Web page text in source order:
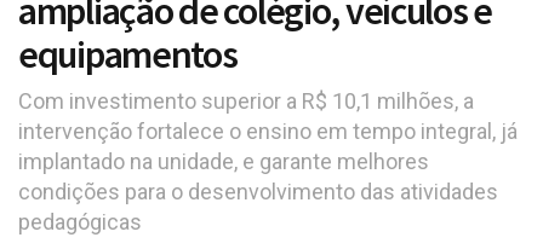
ampliação de colégio, veículos e
equipamentos
Com investimento superior a R$ 10,1 milhões, a
intervenção fortalece o ensino em tempo integral, já
implantado na unidade, e garante melhores
condições para o desenvolvimento das atividades
pedagógicas